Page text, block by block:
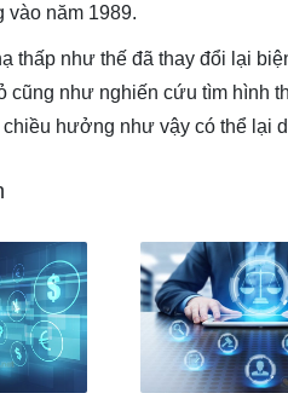
vào năm 1989.
thấp như thế đã thay đổi lại
cũng như nghiến cứu tìm hình
hưởng như vậy có thể lại